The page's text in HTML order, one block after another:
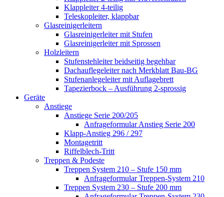
Klappleiter 4-teilig
Teleskopleiter, klappbar
Glasreinigerleitern
Glasreinigerleiter mit Stufen
Glasreinigerleiter mit Sprossen
Holzleitern
Stufenstehleiter beidseitig begehbar
Dachauflegeleiter nach Merkblatt Bau-BG
Stufenanlegeleiter mit Auflagebrett
Tapezierbock – Ausführung 2-sprossig
Geräte
Anstiege
Anstiege Serie 200/205
Anfrageformular Anstieg Serie 200
Klapp-Anstieg 296 / 297
Montagetritt
Riffelblech-Tritt
Treppen & Podeste
Treppen System 210 – Stufe 150 mm
Anfrageformular Treppen-System 210
Treppen System 230 – Stufe 200 mm